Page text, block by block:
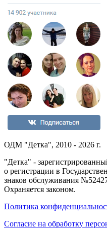
ОДМ "Детка", 2010 - 2026 г.
"Детка" -
о регистрации в
знаков обслуживания
Охраняется законом.
Политика
Согласие на обработку